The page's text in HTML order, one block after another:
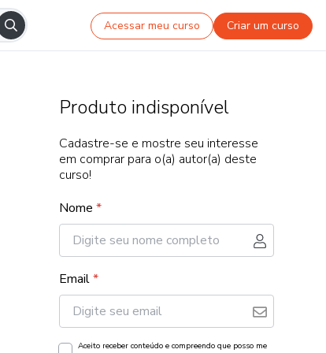
Acessar meu curso Criar um curso
Produto indisponível
Cadastre-se e mostre seu interesse
em comprar para o(a) autor(a) deste
curso!
Nome *
Email*
Aceito receber conteúdo e compreendo que posso me